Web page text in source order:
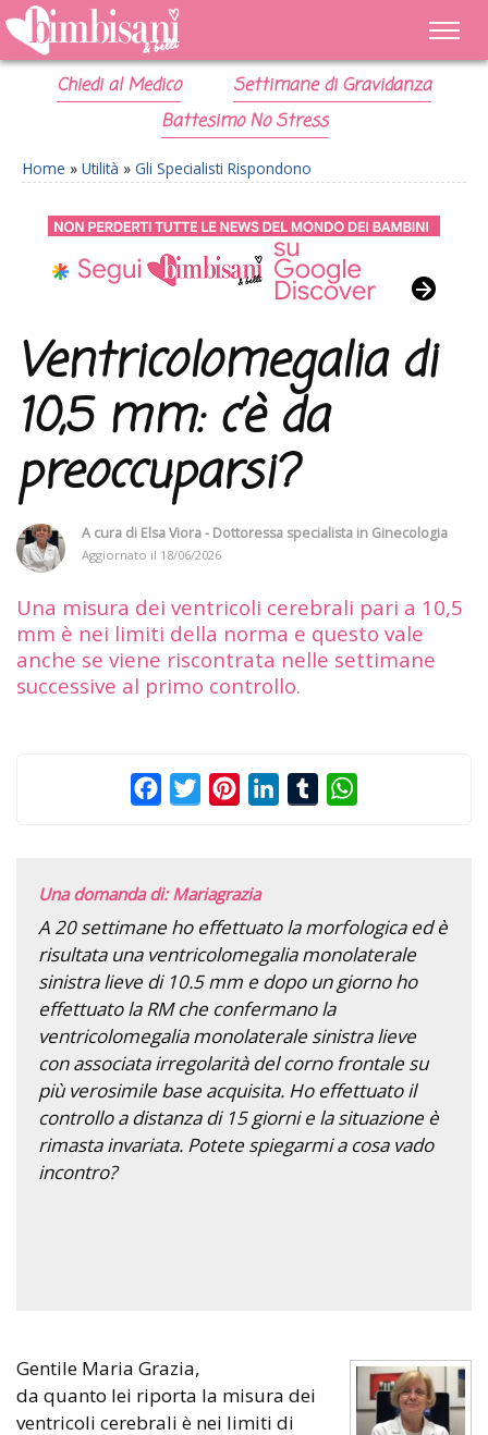
Chiedi al Medico
Settimane di Gravidanza
Battesimo No Stress
Home » Utilità » Gli Specialisti Rispondono
Ventricolomegalia di
10,5 mm: c’è da
preoccuparsi?
A cura di Elsa Viora - Dottoressa specialista in Ginecologia
Aggiornato il 18/06/2026
Una misura dei ventricoli cerebrali pari a 10,5
mm è nei limiti della norma e questo vale
anche se viene riscontrata nelle settimane
successive al primo controllo.
FacebookTwitterPinterestLinkedInTumblr
Una domanda di: Mariagrazia
A 20 settimane ho effettuato la morfologica ed è
risultata una ventricolomegalia monolaterale
sinistra lieve di 10.5 mm e dopo un giorno ho
effettuato la RM che confermano la
ventricolomegalia monolaterale sinistra lieve
con associata irregolarità del corno frontale su
più verosimile base acquisita. Ho effettuato il
controllo a distanza di 15 giorni e la situazione è
rimasta invariata. Potete spiegarmi a cosa vado
incontro?
Gentile Maria Grazia,
da quanto lei riporta la misura dei
ventricoli cerebrali è nei limiti di